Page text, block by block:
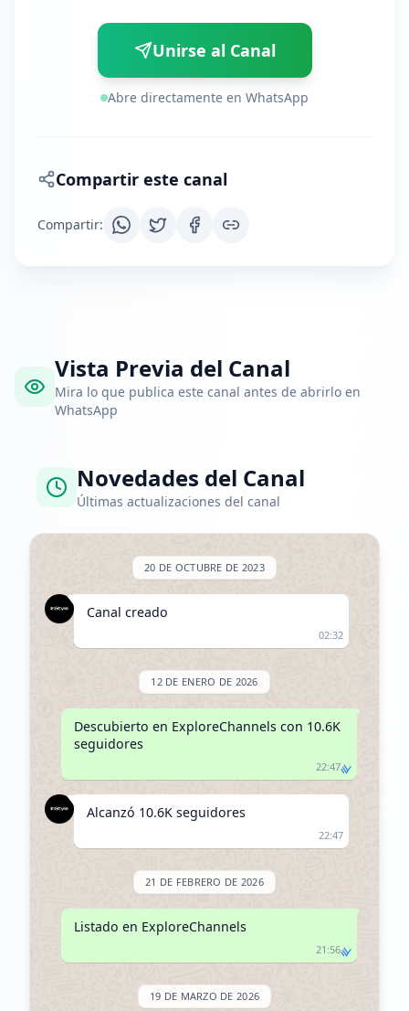
Unirse al Canal
Abre directamente en WhatsApp
Compartir este canal
Compartir:
Vista Previa del Canal
Mira lo que publica este canal antes de abrirlo en
WhatsApp
Novedades del Canal
Últimas actualizaciones del canal
20 DE OCTUBRE DE 2023
Canal creado
02:32
12 DE ENERO DE 2026
Descubierto en ExploreChannels con 10.6K
seguidores
22:47
Alcanzó 10.6K seguidores
22:47
21 DE FEBRERO DE 2026
Listado en ExploreChannels
21:56
19 DE MARZO DE 2026